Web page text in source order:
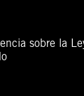
sobre la